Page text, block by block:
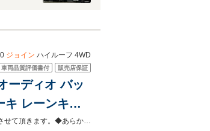
ジョイン ハイルーフ 4WD
車両品質評価書付 販売店保証
ーディオ バッ
キ レーンキー
ナーセンサー当店以外で購入される場合は陸送費用等、別途費用が発生します。◆販売はご来場のお客様を優先させて頂きます。◆あらかじめご確認下さい※販売は一般のお客様に限ります